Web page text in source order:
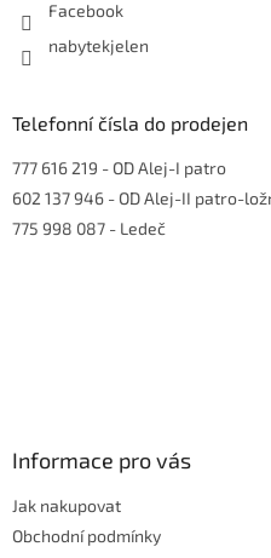
Facebook
nabytekjelen
Telefonní čísla do prodejen
777 616 219 - OD Alej-I patro
602 137 946 - OD Alej-II patro-
775 998 087 - Ledeč
Informace pro vás
Jak nakupovat
Obchodní podmínky